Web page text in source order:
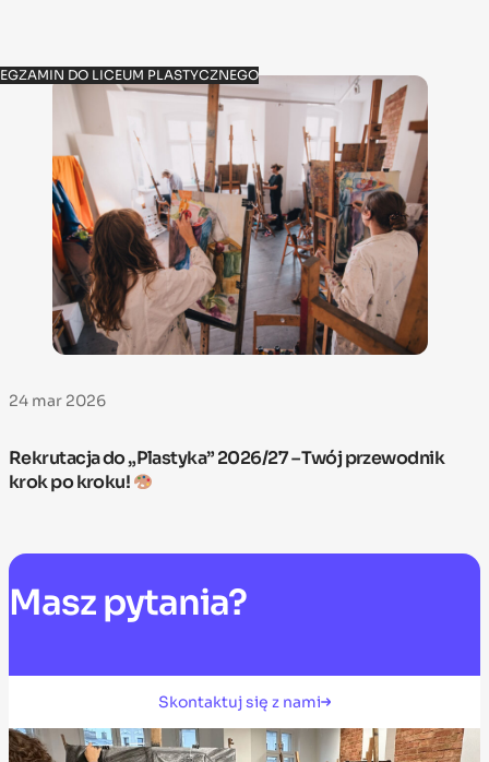
EGZAMIN DO LICEUM PLASTYCZNEGO
24 mar 2026
Rekrutacja do „Plastyka” 2026/27 – Twój przewodnik
krok po kroku!
Masz pytania?
Skontaktuj się z nami